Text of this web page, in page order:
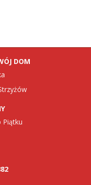
DOM
Piątku